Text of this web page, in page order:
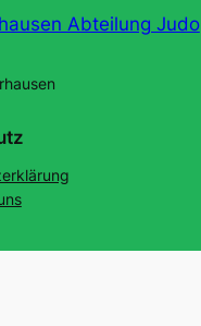
Abteilung Judo